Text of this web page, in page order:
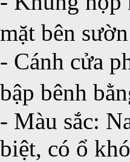
mặt bên
- Cánh cửa
bập bênh
- Màu sắc:
biệt, có ổ